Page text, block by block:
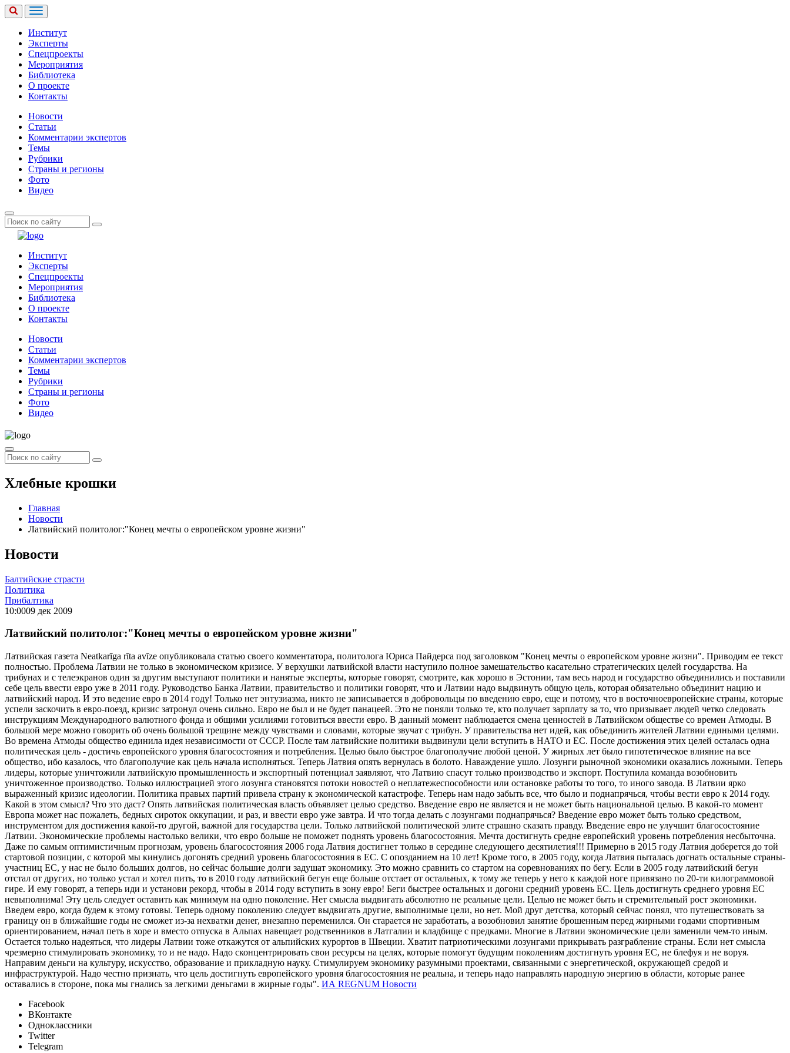
Институт
Эксперты
Спецпроекты
Мероприятия
Библиотека
О проекте
Контакты
Новости
Статьи
Комментарии экспертов
Темы
Рубрики
Страны и регионы
Фото
Видео
Институт
Эксперты
Спецпроекты
Мероприятия
Библиотека
О проекте
Контакты
Новости
Статьи
Комментарии экспертов
Темы
Рубрики
Страны и регионы
Фото
Видео
Хлебные крошки
Главная
Новости
Латвийский политолог:"Конец мечты о европейском уровне жизни"
Новости
Балтийские страсти
Политика
Прибалтика
10:0009 дек 2009
Латвийский политолог:"Конец мечты о европейском уровне жизни"
Латвийская газета Neatkarīga rīta avīze опубликовала статью своего комментатора, политолога Юриса Пайдерса под заголовком "Конец мечты о европейском уровне жизни". Приводим ее текст
полностью. Проблема Латвии не только в экономическом кризисе. У верхушки латвийской власти наступило полное замешательство касательно стратегических целей государства. На
трибунах и с телеэкранов один за другим выступают политики и нанятые эксперты, которые говорят, смотрите, как хорошо в Эстонии, там весь народ и государство объединились и поставили
себе цель ввести евро уже в 2011 году. Руководство Банка Латвии, правительство и политики говорят, что и Латвии надо выдвинуть общую цель, которая обязательно объединит нацию и
латвийский народ. И это ведение евро в 2014 году! Только нет энтузиазма, никто не записывается в добровольцы по введению евро, еще и потому, что в восточноевропейские страны, которые
успели заскочить в евро-поезд, кризис затронул очень сильно. Евро не был и не будет панацеей. Это не поняли только те, кто получает зарплату за то, что призывает людей четко следовать
инструкциям Международного валютного фонда и общими усилиями готовиться ввести евро. В данный момент наблюдается смена ценностей в Латвийском обществе со времен Атмоды. В
большой мере можно говорить об очень большой трещине между чувствами и словами, которые звучат с трибун. У правительства нет идей, как объединить жителей Латвии едиными целями.
Во времена Атмоды общество единила идея независимости от СССР. После там латвийские политики выдвинули цели вступить в НАТО и ЕС. После достижения этих целей осталась одна
политическая цель - достичь европейского уровня благосостояния и потребления. Целью было быстрое благополучие любой ценой. У жирных лет было гипотетическое влияние на все
общество, ибо казалось, что благополучие как цель начала исполняться. Теперь Латвия опять вернулась в болото. Наваждение ушло. Лозунги рыночной экономики оказались ложными. Теперь
лидеры, которые уничтожили латвийскую промышленность и экспортный потенциал заявляют, что Латвию спасут только производство и экспорт. Поступила команда возобновить
уничтоженное производство. Только иллюстрацией этого лозунга становятся потоки новостей о неплатежеспособности или остановке работы то того, то иного завода. В Латвии ярко
выраженный кризис идеологии. Политика правых партий привела страну к экономической катастрофе. Теперь нам надо забыть все, что было и поднапрячься, чтобы вести евро к 2014 году.
Какой в этом смысл? Что это даст? Опять латвийская политическая власть объявляет целью средство. Введение евро не является и не может быть национальной целью. В какой-то момент
Европа может нас пожалеть, бедных сироток оккупации, и раз, и ввести евро уже завтра. И что тогда делать с лозунгами поднапрячься? Введение евро может быть только средством,
инструментом для достижения какой-то другой, важной для государства цели. Только латвийской политической элите страшно сказать правду. Введение евро не улучшит благосостояние
Латвии. Экономические проблемы настолько велики, что евро больше не поможет поднять уровень благосостояния. Мечта достигнуть средне европейский уровень потребления несбыточна.
Даже по самым оптимистичным прогнозам, уровень благосостояния 2006 года Латвия достигнет только в середине следующего десятилетия!!! Примерно в 2015 году Латвия доберется до той
стартовой позиции, с которой мы кинулись догонять средний уровень благосостояния в ЕС. С опозданием на 10 лет! Кроме того, в 2005 году, когда Латвия пыталась догнать остальные страны-
участниц ЕС, у нас не было больших долгов, но сейчас большие долги задушат экономику. Это можно сравнить со стартом на соревнованиях по бегу. Если в 2005 году латвийский бегун
отстал от других, но только устал и хотел пить, то в 2010 году латвийский бегун еще больше отстает от остальных, к тому же теперь у него к каждой ноге привязано по 20-ти килограммовой
гире. И ему говорят, а теперь иди и установи рекорд, чтобы в 2014 году вступить в зону евро! Беги быстрее остальных и догони средний уровень ЕС. Цель достигнуть среднего уровня ЕС
невыполнима! Эту цель следует оставить как минимум на одно поколение. Нет смысла выдвигать абсолютно не реальные цели. Целью не может быть и стремительный рост экономики.
Введем евро, когда будем к этому готовы. Теперь одному поколению следует выдвигать другие, выполнимые цели, но нет. Мой друг детства, который сейчас понял, что путешествовать за
границу он в ближайшие годы не сможет из-за нехватки денег, внезапно переменился. Он старается не заработать, а возобновил занятие брошенным перед жирными годами спортивным
ориентированием, начал петь в хоре и вместо отпуска в Альпах навещает родственников в Латгалии и кладбище с предками. Многие в Латвии экономические цели заменили чем-то иным.
Остается только надеяться, что лидеры Латвии тоже откажутся от альпийских курортов в Швеции. Хватит патриотическими лозунгами прикрывать разграбление страны. Если нет смысла
чрезмерно стимулировать экономику, то и не надо. Надо сконцентрировать свои ресурсы на целях, которые помогут будущим поколениям достигнуть уровня ЕС, не блефуя и не воруя.
Направим деньги на культуру, искусство, образование и прикладную науку. Стимулируем экономику разумными проектами, связанными с энергетической, окружающей средой и
инфраструктурой. Надо честно признать, что цель достигнуть европейского уровня благосостояния не реальна, и теперь надо направлять народную энергию в области, которые ранее
оставались в стороне, пока мы гнались за легкими деньгами в жирные годы". ИА REGNUM Новости
Facebook
ВКонтакте
Одноклассники
Twitter
Telegram